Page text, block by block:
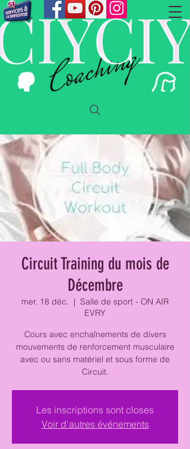
Circuit Training du mois de
Décembre
mer. 18 déc.
  |
Salle de sport - ON AIR
EVRY
Cours avec enchaînements de divers
mouvements de renforcement musculaire
avec ou sans matériel et sous forme de
Circuit.
Les inscriptions sont closes
Voir d'autres événements